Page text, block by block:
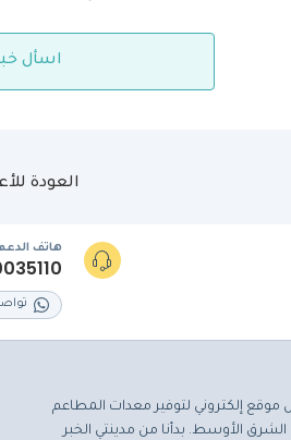
اسأل
العودة
هاتف
موقع إلكتروني لتوفير معدات المطاعم
الأوسط. بدأنا من مدينتي الخبر